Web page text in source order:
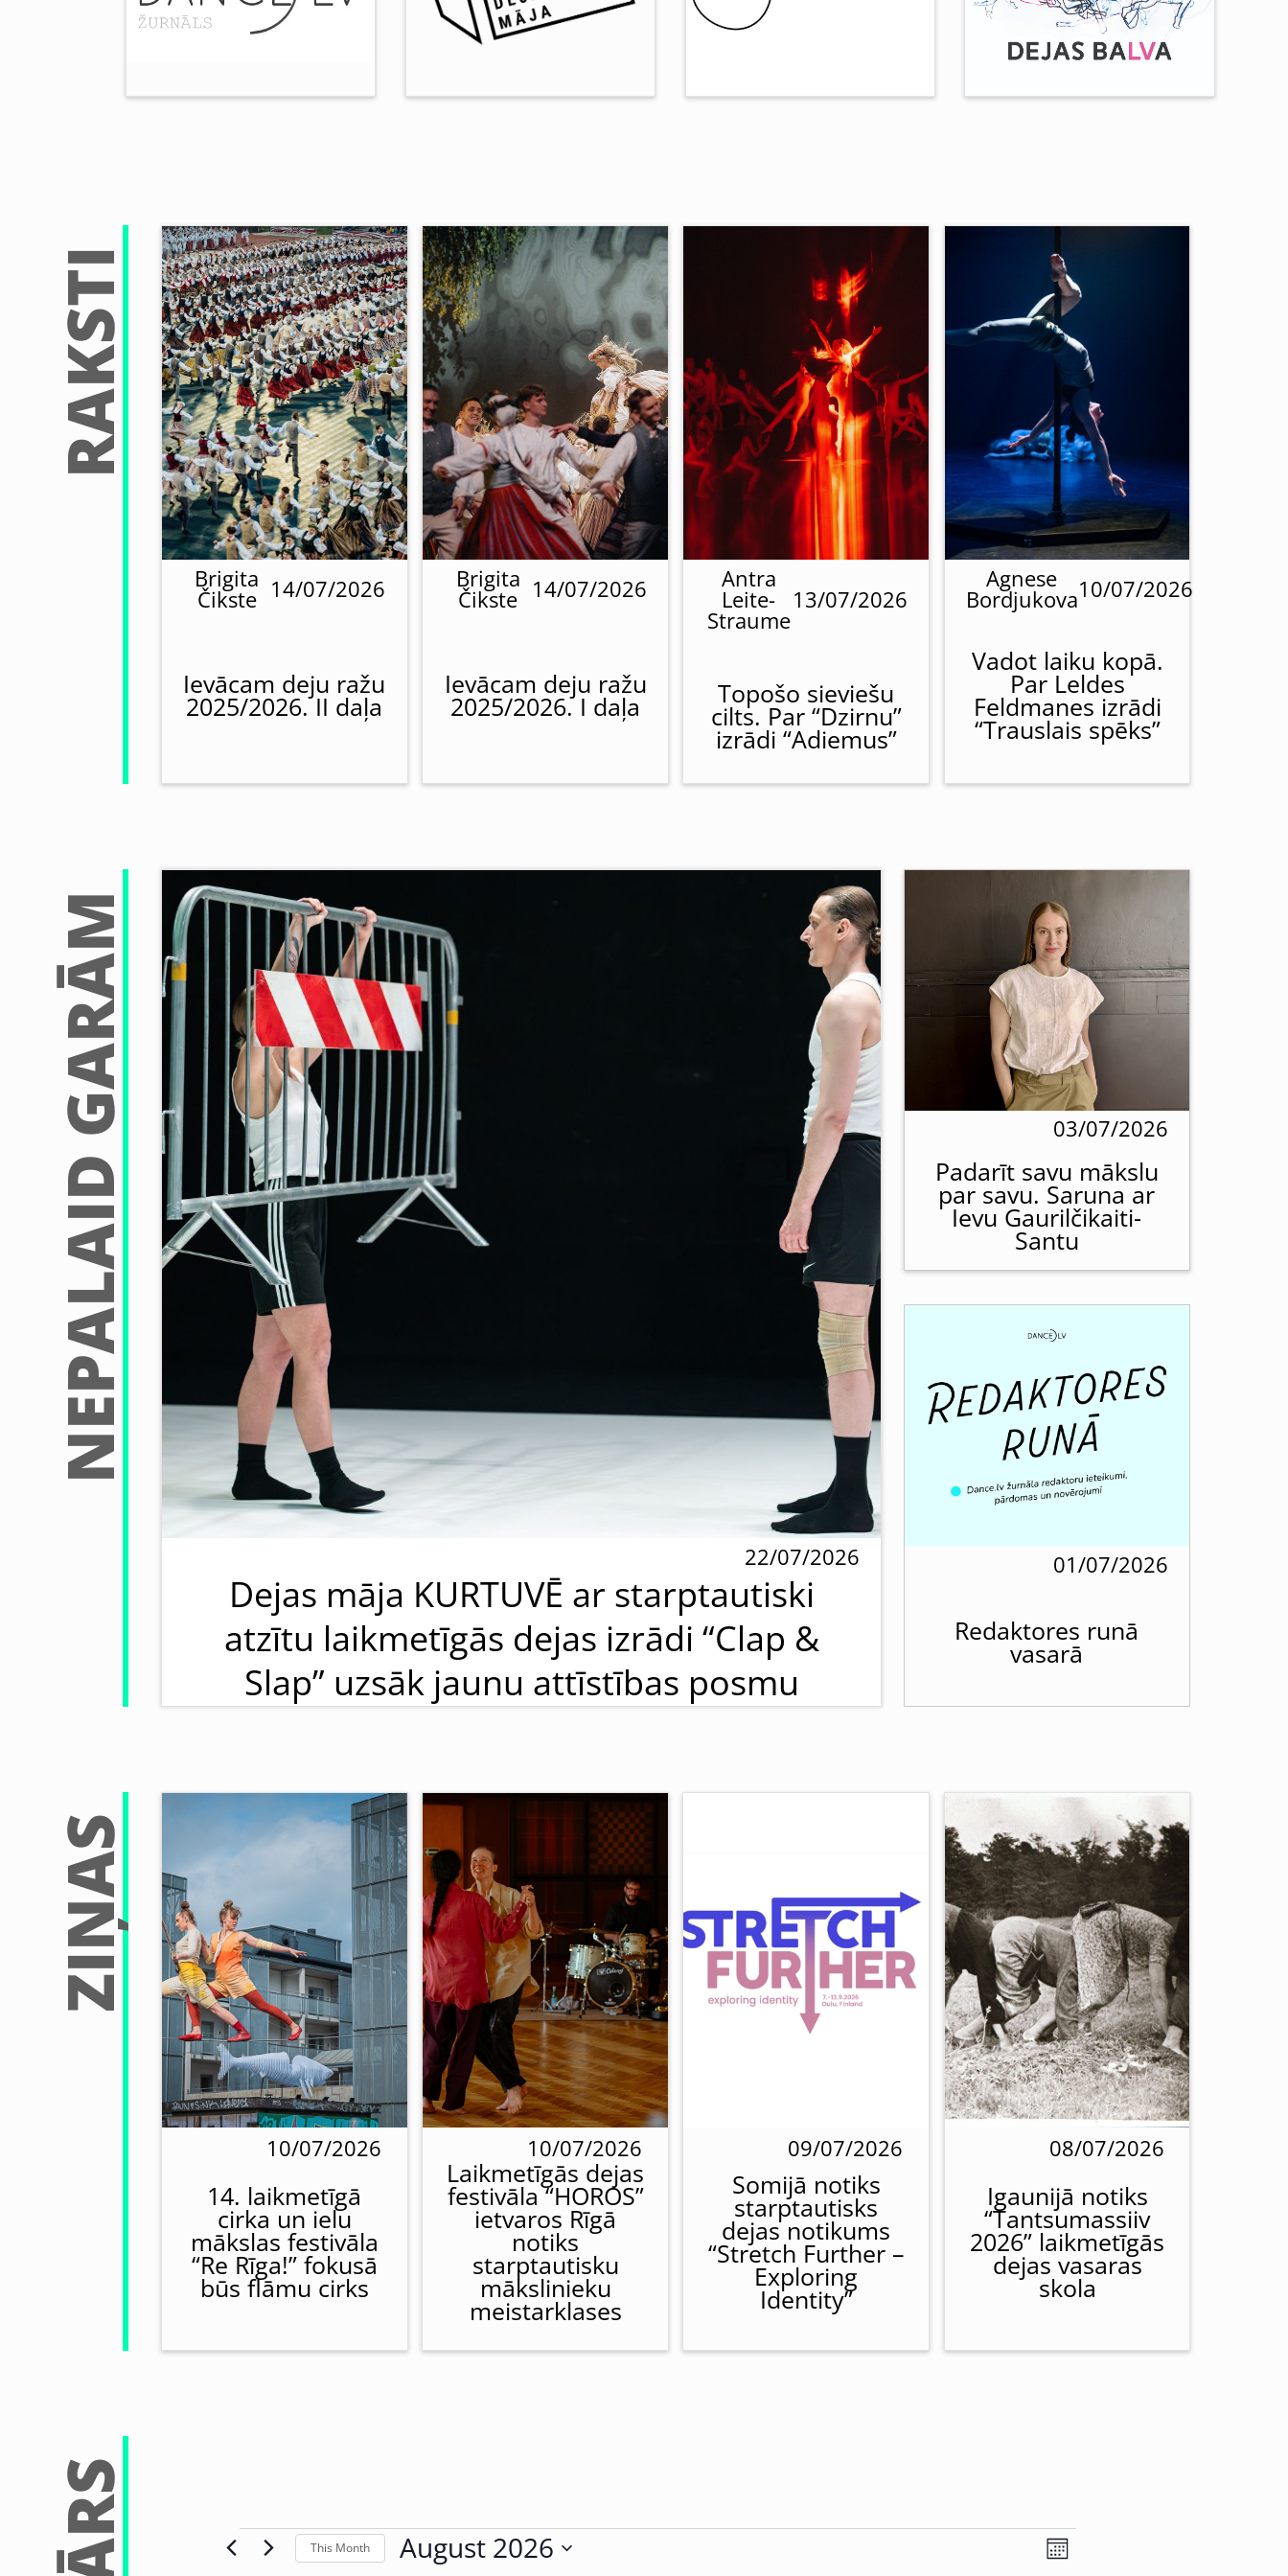
RAKSTI
Brigita
Čikste 14/07/2026
Ievācam deju ražu
2025/2026. II daļa
Brigita
Čikste 14/07/2026
Ievācam deju ražu
2025/2026. I daļa
Antra
Leite-
Straume
13/07/2026
Topošo sieviešu
cilts. Par “Dzirnu”
izrādi “Adiemus”
Agnese
Bordjukova10/07/2026
Vadot laiku kopā.
Par Leldes
Feldmanes izrādi
“Trauslais spēks”
NEPALAID GARĀM
22/07/2026
Dejas māja KURTUVĒ ar starptautiski
atzītu laikmetīgās dejas izrādi “Clap &
Slap” uzsāk jaunu attīstības posmu
03/07/2026
Padarīt savu mākslu
par savu. Saruna ar
Ievu Gaurilčikaiti-
Santu
01/07/2026
Redaktores runā
vasarā
ZIŅAS
10/07/2026
14. laikmetīgā
cirka un ielu
mākslas festivāla
“Re Rīga!” fokusā
būs flāmu cirks
10/07/2026
Laikmetīgās dejas
festivāla “HOROS”
ietvaros Rīgā
notiks
starptautisku
mākslinieku
meistarklases
09/07/2026
Somijā notiks
starptautisks
dejas notikums
“Stretch Further –
Exploring
Identity”
08/07/2026
Igaunijā notiks
“Tantsumassiiv
2026” laikmetīgās
dejas vasaras
skola
Views
Event
Month
This Month August 2026